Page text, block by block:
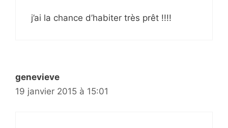
j’ai la chance d’habiter très prêt !!!!
genevieve
19 janvier 2015 à 15:01